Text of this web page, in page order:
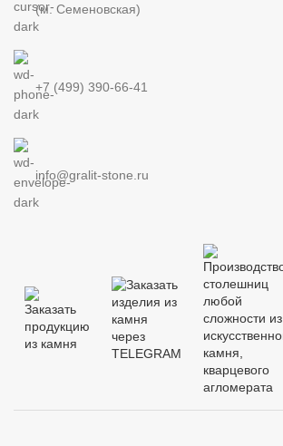
(м. Семеновская)
+7 (499) 390-66-41
info@gralit-stone.ru